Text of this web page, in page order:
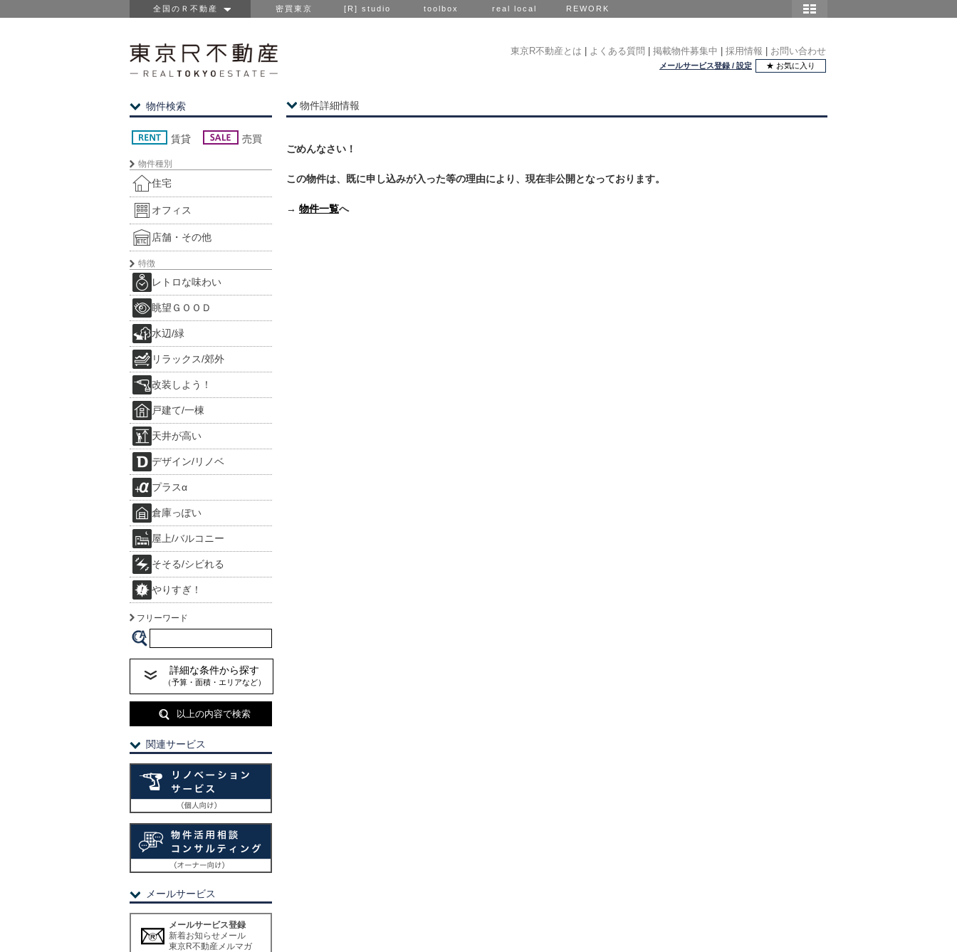
全国のＲ不動産 密買東京 [R] studio toolbox real local REWORK
東京R不動産とは よくある質問 掲載物件募集中 採用情報 お問い合わせ
メールサービス登録 / 設定 ★ お気に入り
物件詳細情報
ごめんなさい！
この物件は、既に申し込みが入った等の理由により、現在非公開となっております。
→ 物件一覧へ
物件検索
賃貸 売買
物件種別
住宅
オフィス
店舗・その他
特徴
レトロな味わい
眺望ＧＯＯＤ
水辺/緑
リラックス/郊外
改装しよう！
戸建て/一棟
天井が高い
デザイン/リノベ
プラスα
倉庫っぽい
屋上/バルコニー
そそる/シビれる
やりすぎ！
フリーワード
詳細な条件から探す
（予算・面積・エリアなど）
以上の内容で検索
関連サービス
メールサービス
メールサービス登録
新着お知らせメール
東京R不動産メルマガ